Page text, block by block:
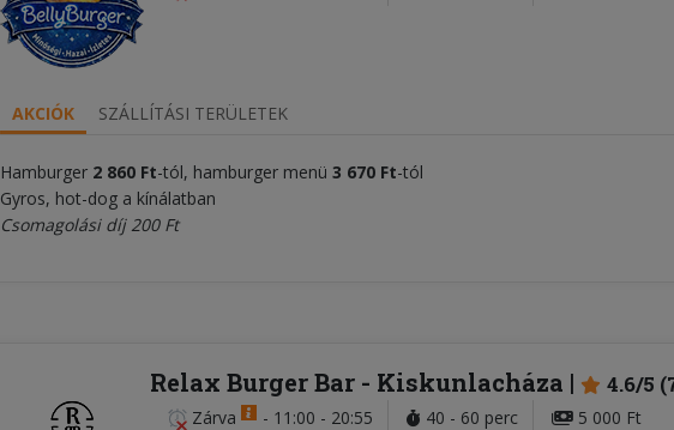
AKCIÓK SZÁLLÍTÁSI TERÜLETEK
Hamburger 2 860 Ft-tól, hamburger menü 3 670 Ft-tól
Gyros, hot-dog a kínálatban
Csomagolási díj 200 Ft
Relax Burger Bar - Kiskunlacháza 4.6/5
Zárva - 11:00 - 20:55 40 - 60 perc 5 000 Ft